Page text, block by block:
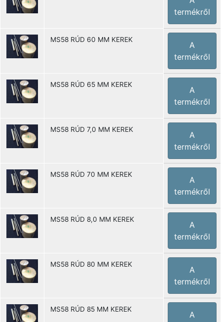
termékről
MS58 RÚD 60 MM KEREK
A
termékről
MS58 RÚD 65 MM KEREK
A
termékről
MS58 RÚD 7,0 MM KEREK
A
termékről
MS58 RÚD 70 MM KEREK
A
termékről
MS58 RÚD 8,0 MM KEREK
A
termékről
MS58 RÚD 80 MM KEREK
A
termékről
MS58 RÚD 85 MM KEREK
A